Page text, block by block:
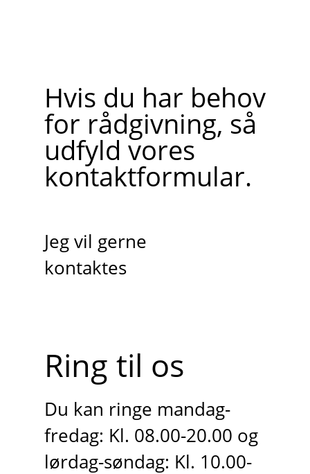
Hvis du har behov
for rådgivning, så
udfyld vores
kontaktformular.
Jeg vil gerne
kontaktes
Ring til os
Du kan ringe mandag-
fredag: Kl. 08.00-20.00 og
lørdag-søndag: Kl. 10.00-